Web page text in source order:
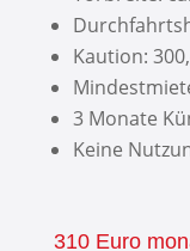
Kaution:
3 Monate
Keine
310 Euro